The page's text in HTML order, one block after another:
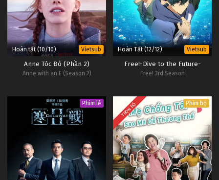
Hoàn tất (10/10) Vietsub
Anne Tóc Đỏ (Phần 2)
Anne with an E (Season 2)
Hoàn Tất (12/12) Vietsub
Free!-Dive to the Future-
Free! 3rd Season
Phim lẻ TRỌN BỘ Phim bộ